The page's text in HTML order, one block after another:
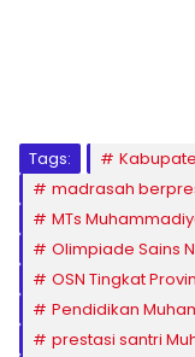
Tags:
madrasah
MTs
Olimpiade Sains
OSN Tingkat
Pendidikan
prestasi santri